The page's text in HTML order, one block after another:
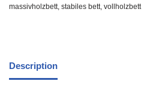
massivholzbett, stabiles bett, vollholzbett
Description